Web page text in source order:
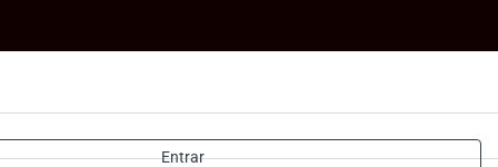
Entrar